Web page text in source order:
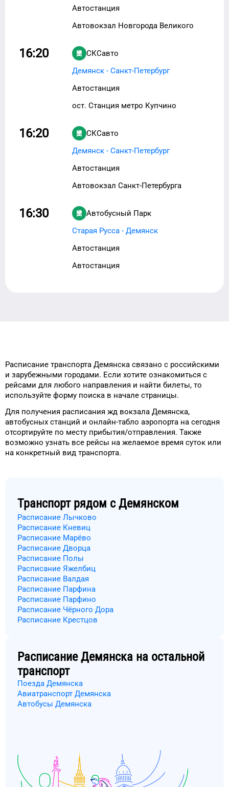
Автостанция
Автовокзал Новгорода Великого
16:20
СКСавто
Демянск - Санкт-Петербург
Автостанция
ост. Станция метро Купчино
16:20
СКСавто
Демянск - Санкт-Петербург
Автостанция
Автовокзал Санкт-Петербурга
16:30
Автобусный Парк
Старая Русса - Демянск
Автостанция
Автостанция
Расписание транспорта Демянска связано с российскими
и зарубежными городами. Если хотите ознакомиться с
рейсами для любого направления и найти билеты, то
используйте форму поиска в начале страницы.
Для получения расписания жд вокзала Демянска,
автобусных станций и онлайн-табло аэропорта на сегодня
отсортируйте по месту прибытия/отправления. Также
возможно узнать все рейсы на желаемое время суток или
на конкретный вид транспорта.
Транспорт рядом с Демянском
Расписание Лычково
Расписание Кневиц
Расписание Марёво
Расписание Дворца
Расписание Полы
Расписание Яжелбиц
Расписание Валдая
Расписание Парфина
Расписание Парфино
Расписание Чёрного Дора
Расписание Крестцов
РасписаниеДемянска на остальной
транспорт
Поезда Демянска
Авиатранспорт Демянска
Автобусы Демянска